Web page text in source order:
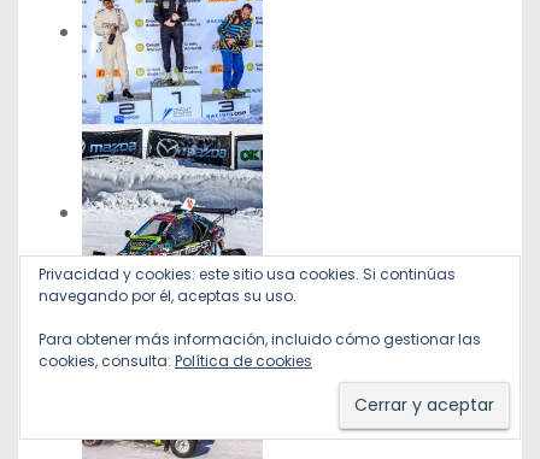
Privacidad y cookies: este sitio usa cookies. Si continúas
navegando por él, aceptas su uso.
Para obtener más información, incluido cómo gestionar las
cookies, consulta: Política de cookies